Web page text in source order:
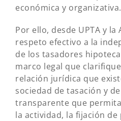
económica y organizativa.
Por ello, desde UPTA y la
respeto efectivo a la
de los tasadores
marco legal que
relación jurídica que
sociedad de tasación y
transparente que
la actividad, la fijación